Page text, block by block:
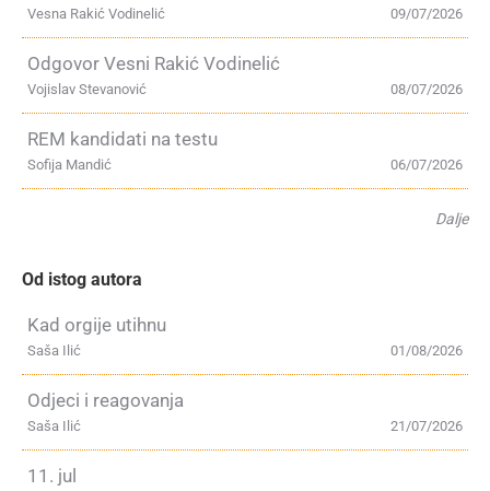
09/07/2026
Vesna Rakić Vodinelić
Odgovor Vesni Rakić Vodinelić
08/07/2026
Vojislav Stevanović
REM kandidati na testu
06/07/2026
Sofija Mandić
Dalje
Od istog autora
Kad orgije utihnu
01/08/2026
Saša Ilić
Odjeci i reagovanja
21/07/2026
Saša Ilić
11. jul